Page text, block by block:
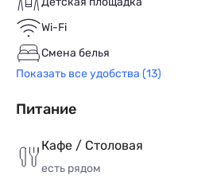
прогулки.
Добро пожаловать!
Wi-Fi
Смена белья
Показать все удобства (13)
Питание
Кафе / Столовая
есть рядом